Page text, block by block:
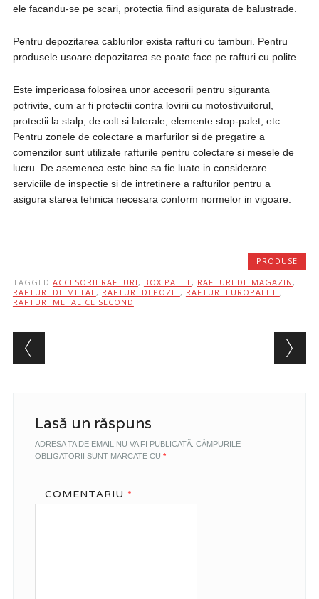
ele facandu-se pe scari, protectia fiind asigurata de balustrade.
Pentru depozitarea cablurilor exista rafturi cu tamburi. Pentru
produsele usoare depozitarea se poate face pe rafturi cu polite.
Este imperioasa folosirea unor accesorii pentru siguranta
potrivite, cum ar fi protectii contra lovirii cu motostivuitorul,
protectii la stalp, de colt si laterale, elemente stop-palet, etc.
Pentru zonele de colectare a marfurilor si de pregatire a
comenzilor sunt utilizate rafturile pentru colectare si mesele de
lucru. De asemenea este bine sa fie luate in considerare
serviciile de inspectie si de intretinere a rafturilor pentru a
asigura starea tehnica necesara conform normelor in vigoare.
PRODUSE
TAGGED ACCESORII RAFTURI , BOX PALET, RAFTURI DE MAGAZIN ,
RAFTURI DE METAL, RAFTURI DEPOZIT, RAFTURI EUROPALETI ,
RAFTURI METALICE SECOND
Post navigation
Lasă un răspuns
ADRESA TA DE EMAIL NU VA FI PUBLICATĂ. CÂMPURILE
OBLIGATORII SUNT MARCATE CU *
COMENTARIU *